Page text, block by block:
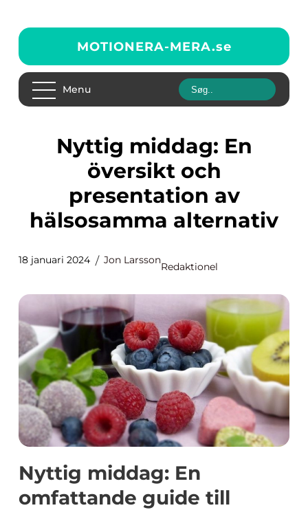
MOTIONERA-MERA.se
Menu
Nyttig middag: En
översikt och
presentation av
hälsosamma alternativ
18 januari 2024 Jon Larsson
Redaktionel
Nyttig middag: En
omfattande guide till